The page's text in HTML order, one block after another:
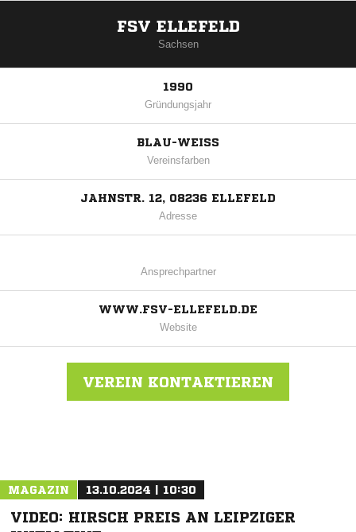
FSV ELLEFELD
Sachsen
1990
Gründungsjahr
BLAU-WEISS
Vereinsfarben
JAHNSTR. 12, 08236 ELLEFELD
Adresse
Ansprechpartner
WWW.FSV-ELLEFELD.DE
Website
VEREIN KONTAKTIEREN
MAGAZIN 13.10.2024 | 10:30
VIDEO: HIRSCH PREIS AN LEIPZIGER